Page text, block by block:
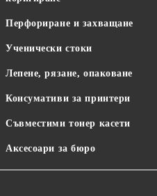
Перфориране и захващане
Ученически стоки
Лепене, рязане, опаковане
Консумативи за принтери
Съвместими тонер касети
Аксесоари за бюро